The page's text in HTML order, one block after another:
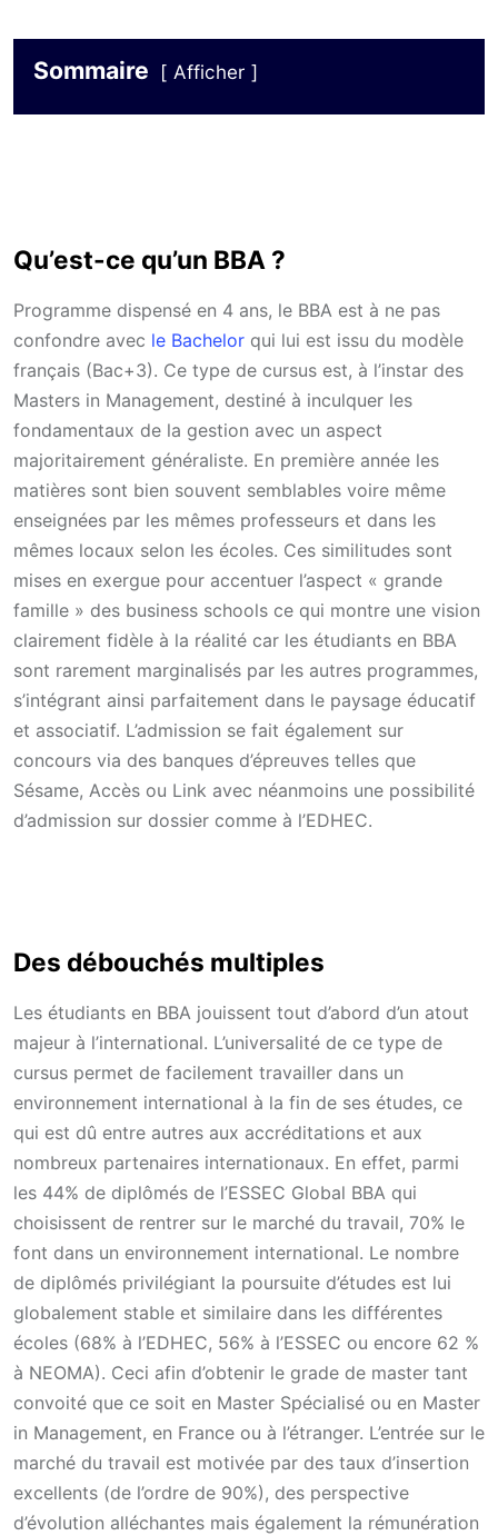
Sommaire Afficher
Qu’est-ce qu’un BBA ?
Programme dispensé en 4 ans, le BBA est à ne pas
confondre avec le Bachelor qui lui est issu du modèle
français (Bac+3). Ce type de cursus est, à l’instar des
Masters in Management, destiné à inculquer les
fondamentaux de la gestion avec un aspect
majoritairement généraliste. En première année les
matières sont bien souvent semblables voire même
enseignées par les mêmes professeurs et dans les
mêmes locaux selon les écoles. Ces similitudes sont
mises en exergue pour accentuer l’aspect « grande
famille » des business schools ce qui montre une vision
clairement fidèle à la réalité car les étudiants en BBA
sont rarement marginalisés par les autres programmes,
s’intégrant ainsi parfaitement dans le paysage éducatif
et associatif. L’admission se fait également sur
concours via des banques d’épreuves telles que
Sésame, Accès ou Link avec néanmoins une possibilité
d’admission sur dossier comme à l’EDHEC.
Des débouchés multiples
Les étudiants en BBA jouissent tout d’abord d’un atout
majeur à l’international. L’universalité de ce type de
cursus permet de facilement travailler dans un
environnement international à la fin de ses études, ce
qui est dû entre autres aux accréditations et aux
nombreux partenaires internationaux. En effet, parmi
les 44% de diplômés de l’ESSEC Global BBA qui
choisissent de rentrer sur le marché du travail, 70% le
font dans un environnement international. Le nombre
de diplômés privilégiant la poursuite d’études est lui
globalement stable et similaire dans les différentes
écoles (68% à l’EDHEC, 56% à l’ESSEC ou encore 62 %
à NEOMA). Ceci afin d’obtenir le grade de master tant
convoité que ce soit en Master Spécialisé ou en Master
in Management, en France ou à l’étranger. L’entrée sur le
marché du travail est motivée par des taux d’insertion
excellents (de l’ordre de 90%), des perspective
d’évolution alléchantes mais également la rémunération